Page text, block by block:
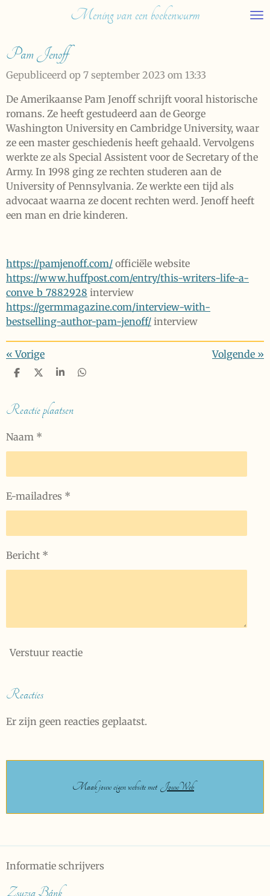
de
hoofdinhoud
Mening van een boekenwurm
Pam Jenoff
Gepubliceerd op 7 september 2023 om 13:33
De Amerikaanse Pam Jenoff schrijft vooral historische
romans. Ze heeft gestudeerd aan de George
Washington University en Cambridge University, waar
ze een master geschiedenis heeft gehaald. Vervolgens
werkte ze als Special Assistent voor de Secretary of the
Army. In 1998 ging ze rechten studeren aan de
University of Pennsylvania. Ze werkte een tijd als
advocaat waarna ze docent rechten werd. Jenoff heeft
een man en drie kinderen.
https://pamjenoff.com/ officiële website
https://www.huffpost.com/entry/this-writers-life-a-
conve_b_7882928 interview
https://germmagazine.com/interview-with-
bestselling-author-pam-jenoff/ interview
«Vorige Volgende »
D
e
n
D
l
S
r
e
D
Reactie plaatsen
Naam *
E-mailadres *
Bericht *
Verstuur reactie
Reacties
Er zijn geen reacties geplaatst.
Maak jouw eigen website met JouwWeb
Informatie schrijvers